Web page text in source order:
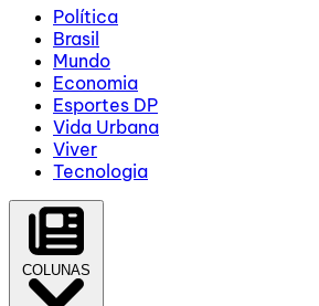
Política
Brasil
Mundo
Economia
Esportes DP
Vida Urbana
Viver
Tecnologia
COLUNAS